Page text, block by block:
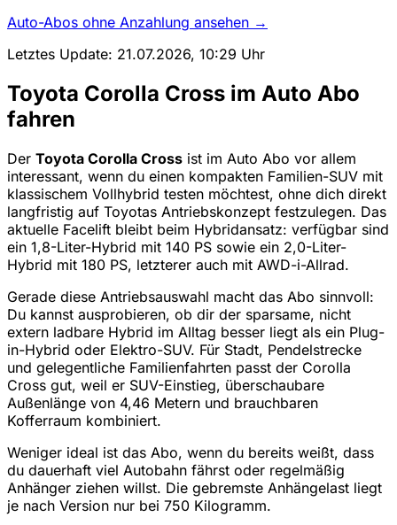
Auto-Abos ohne Anzahlung ansehen →
Letztes Update: 21.07.2026, 10:29 Uhr
Toyota Corolla Cross im Auto Abo
fahren
Der Toyota Corolla Cross ist im Auto Abo vor allem
interessant, wenn du einen kompakten Familien-SUV mit
klassischem Vollhybrid testen möchtest, ohne dich direkt
langfristig auf Toyotas Antriebskonzept festzulegen. Das
aktuelle Facelift bleibt beim Hybridansatz: verfügbar sind
ein 1,8-Liter-Hybrid mit 140 PS sowie ein 2,0-Liter-
Hybrid mit 180 PS, letzterer auch mit AWD-i-Allrad.
Gerade diese Antriebsauswahl macht das Abo sinnvoll:
Du kannst ausprobieren, ob dir der sparsame, nicht
extern ladbare Hybrid im Alltag besser liegt als ein Plug-
in-Hybrid oder Elektro-SUV. Für Stadt, Pendelstrecke
und gelegentliche Familienfahrten passt der Corolla
Cross gut, weil er SUV-Einstieg, überschaubare
Außenlänge von 4,46 Metern und brauchbaren
Kofferraum kombiniert.
Weniger ideal ist das Abo, wenn du bereits weißt, dass
du dauerhaft viel Autobahn fährst oder regelmäßig
Anhänger ziehen willst. Die gebremste Anhängelast liegt
je nach Version nur bei 750 Kilogramm.